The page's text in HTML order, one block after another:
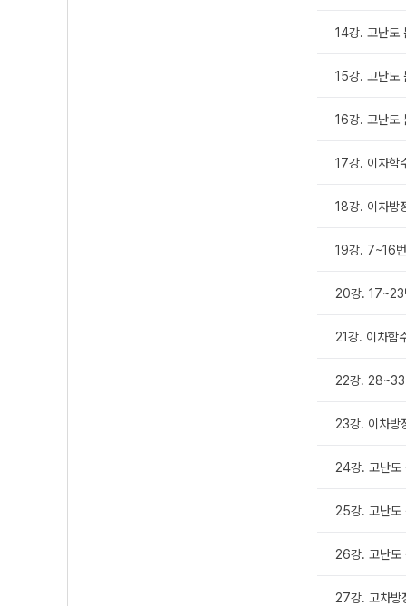
14강. 고난도
15강. 고난도
16강. 고난도
17강. 이차함
18강. 이차방
19강. 7~16번
20강. 17~23
21강. 이차함
22강. 28~33
23강. 이차방
24강. 고난도
25강. 고난
26강. 고난
27강. 고차방